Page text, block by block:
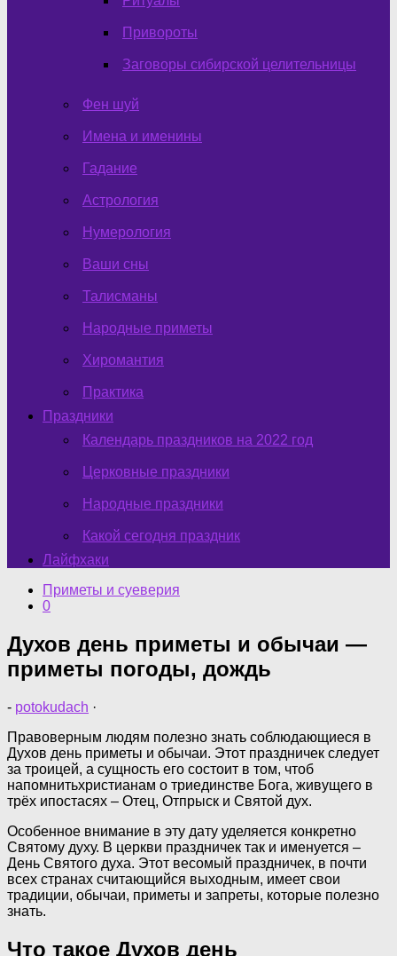
Привороты
Заговоры сибирской целительницы
Фен шуй
Имена и именины
Гадание
Астрология
Нумерология
Ваши сны
Талисманы
Народные приметы
Хиромантия
Практика
Праздники
Календарь праздников на 2022 год
Церковные праздники
Народные праздники
Какой сегодня праздник
Лайфхаки
Приметы и суеверия
0
Духов день приметы и обычаи —
приметы погоды, дождь
- potokudach ·
Правоверным людям полезно знать соблюдающиеся в
Духов день приметы и обычаи. Этот праздничек следует
за троицей, а сущность его состоит в том, чтоб
напомнитьхристианам о триединстве Бога, живущего в
трёх ипостасях – Отец, Отпрыск и Святой дух.
Особенное внимание в эту дату уделяется конкретно
Святому духу. В церкви праздничек так и именуется –
День Святого духа. Этот весомый праздничек, в почти
всех странах считающийся выходным, имеет свои
традиции, обычаи, приметы и запреты, которые полезно
знать.
Что такое Духов день